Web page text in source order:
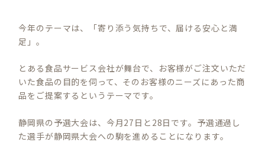
今年のテーマは、「寄り添う気持ちで、届ける安心と満
足」。
とある食品サービス会社が舞台で、お客様がご注文いただ
いた食品の目的を伺って、そのお客様のニーズにあった商
品をご提案するというテーマです。
静岡県の予選大会は、今月27日と28日です。予選通過し
た選手が静岡県大会への駒を進めることになります。